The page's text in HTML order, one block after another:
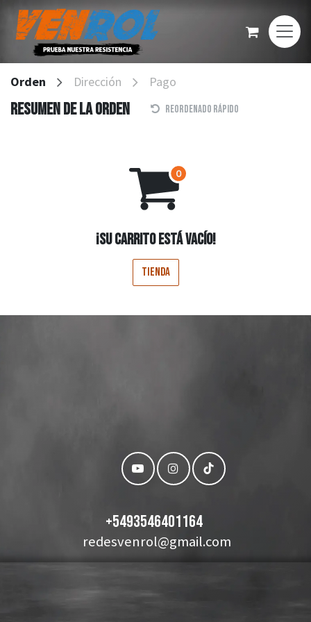
Ir al contenido
Orden Dirección Pago
Resumen de la orden Reordenado rápido
¡Su carrito está vacío!
Tienda
+5493546401164
redesvenrol@gmail.com